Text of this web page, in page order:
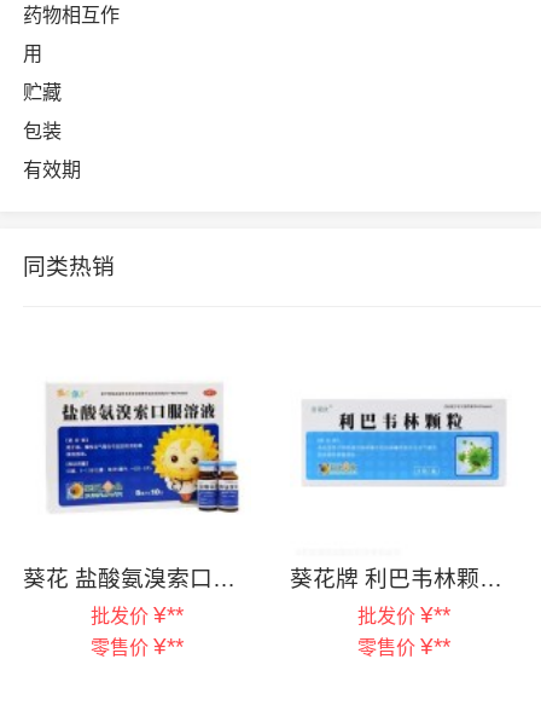
药物相互作
用
贮藏
包装
有效期
同类热销
葵花 盐酸氨溴索口服溶液 5ml*10支
批发价 ¥**
零售价 ¥**
葵花牌 利巴韦林颗粒 18袋/盒
批发价 ¥**
零售价 ¥**